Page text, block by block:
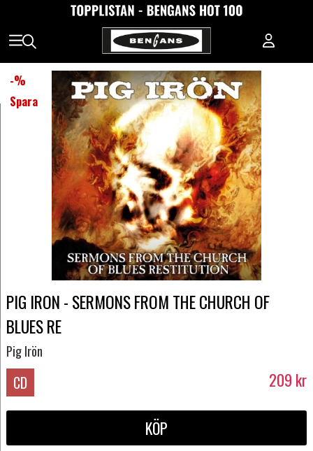
-%
Spara
PIG IRON - SERMONS FROM THE CHURCH OF
BLUES RE
Pig Irön
CD 209 kr
KÖP